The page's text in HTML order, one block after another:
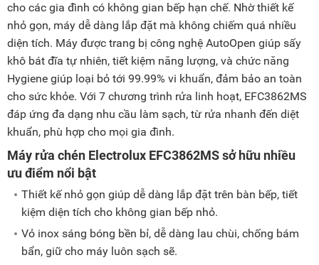
cho các gia đình có không gian bếp hạn chế. Nhờ thiết kế
nhỏ gọn, máy dễ dàng lắp đặt mà không chiếm quá nhiều
diện tích. Máy được trang bị công nghệ AutoOpen giúp sấy
khô bát đĩa tự nhiên, tiết kiệm năng lượng, và chức năng
Hygiene giúp loại bỏ tới 99.99% vi khuẩn, đảm bảo an toàn
cho sức khỏe. Với 7 chương trình rửa linh hoạt, EFC3862MS
đáp ứng đa dạng nhu cầu làm sạch, từ rửa nhanh đến diệt
khuẩn, phù hợp cho mọi gia đình.
Máy rửa chén Electrolux EFC3862MS sở hữu nhiều
ưu điểm nổi bật
Thiết kế nhỏ gọn giúp dễ dàng lắp đặt trên bàn bếp, tiết
kiệm diện tích cho không gian bếp nhỏ.
Vỏ inox sáng bóng bền bỉ, dễ dàng lau chùi, chống bám
bẩn, giữ cho máy luôn sạch sẽ.